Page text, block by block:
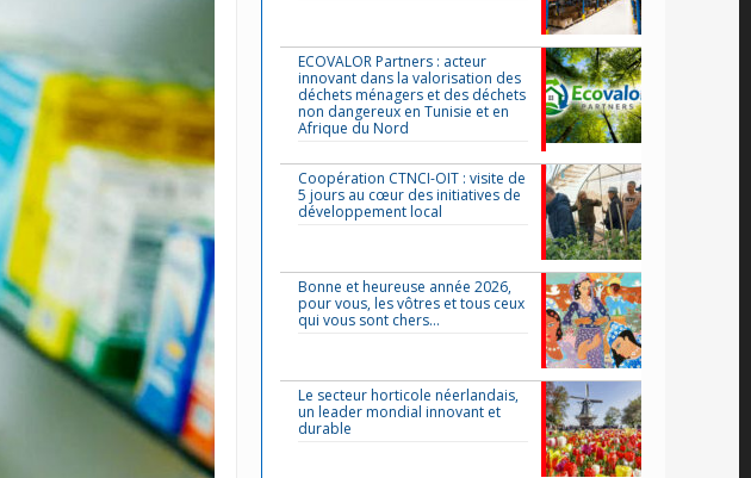
ECOVALOR Partners : acteur
innovant dans la valorisation des
déchets ménagers et des déchets
non dangereux en Tunisie et en
Afrique du Nord
Coopération CTNCI-OIT : visite de
5 jours au cœur des initiatives de
développement local
Bonne et heureuse année 2026,
pour vous, les vôtres et tous ceux
qui vous sont chers…
Le secteur horticole néerlandais,
un leader mondial innovant et
durable